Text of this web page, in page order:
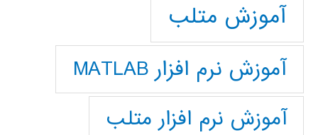
آموزش متلب
آموزش نرم افزار MATLAB
آموزش نرم افزار متلب